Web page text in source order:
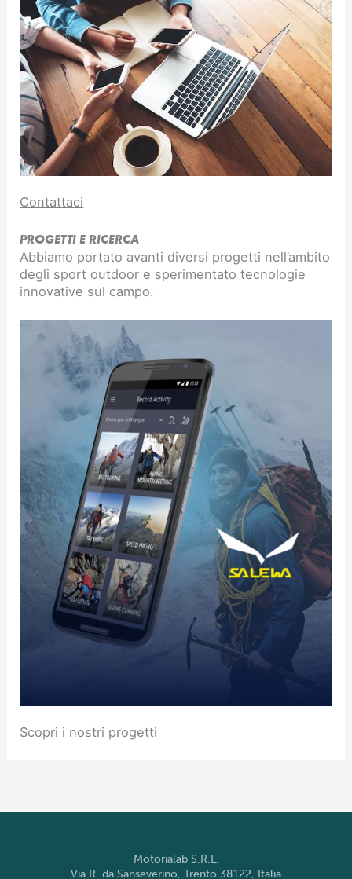
Contattaci
PROGETTI E RICERCA
Abbiamo portato avanti diversi progetti nell’ambito
degli sport outdoor e sperimentato tecnologie
innovative sul campo.
Scopri i nostri progetti
Motorialab S.R.L.
Via R. da Sanseverino, Trento 38122, Italia